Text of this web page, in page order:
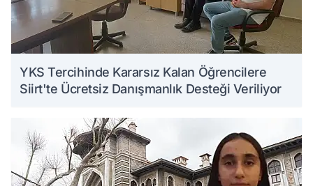
YKS Tercihinde Kararsız Kalan Öğrencilere
Siirt'te Ücretsiz Danışmanlık Desteği Veriliyor